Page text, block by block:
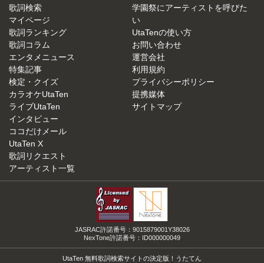
歌詞検索
マイページ
歌詞ランキング
歌詞コラム
エンタメニュース
特集記事
検定・クイズ
カラオケUtaTen
ライブUtaTen
インタビュー
ココだけメール
UtaTen X
歌詞リクエスト
アーティスト一覧
学園祭にアーティストを呼びた
い
UtaTenの使い方
お問い合わせ
運営会社
利用規約
プライバシーポリシー
提携媒体
サイトマップ
JASRAC許諾番号：9015879001Y38026
NexTone許諾番号：ID000000049
UtaTen 無料歌詞検索サイトの決定版！うたてん